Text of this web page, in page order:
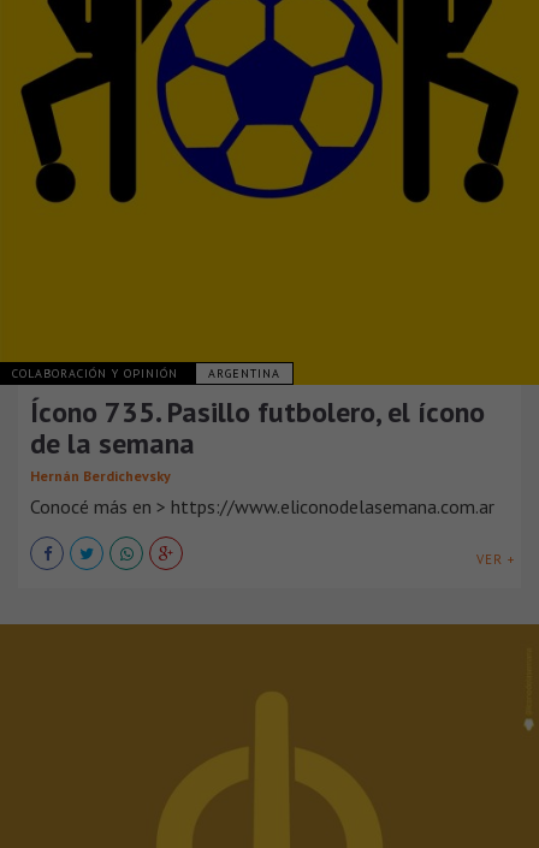
COLABORACIÓN Y OPINIÓN ARGENTINA
Ícono 735. Pasillo futbolero, el ícono
de la semana
Hernán Berdichevsky
Conocé más en > https://www.eliconodelasemana.com.ar
VER +